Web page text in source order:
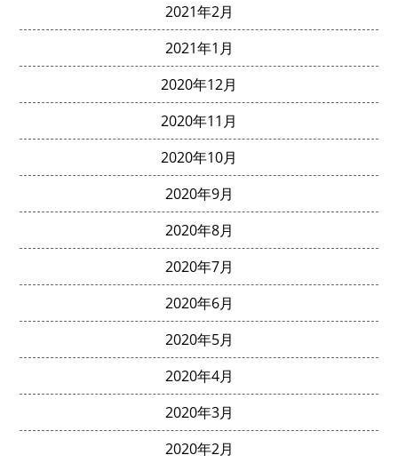
2021年2月
2021年1月
2020年12月
2020年11月
2020年10月
2020年9月
2020年8月
2020年7月
2020年6月
2020年5月
2020年4月
2020年3月
2020年2月